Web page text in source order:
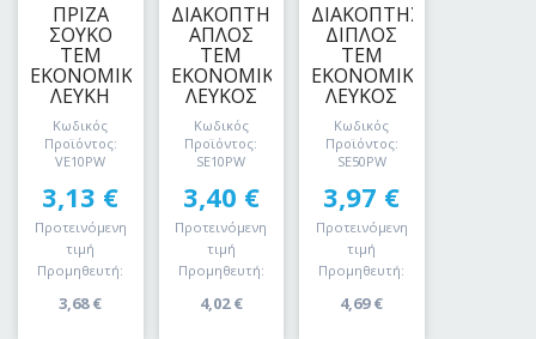
ΠΡΙΖΑ
ΣΟΥΚΟ
ΤΕΜ
ΕΚΟΝΟΜΙΚ
ΛΕΥΚΗ
Κωδικός
Προϊόντος:
VE10PW
3,13 €
Προτεινόμενη
τιμή
Προμηθευτή:
3,68€
ΔΙΑΚΟΠΤΗΣ
ΑΠΛΟΣ
ΤΕΜ
ΕΚΟΝΟΜΙΚ
ΛΕΥΚΟΣ
Κωδικός
Προϊόντος:
SE10PW
3,40 €
Προτεινόμενη
τιμή
Προμηθευτή:
4,02€
ΔΙΑΚΟΠΤΗΣ
ΔΙΠΛΟΣ
ΤΕΜ
ΕΚΟΝΟΜΙΚ
ΛΕΥΚΟΣ
Κωδικός
Προϊόντος:
SE50PW
3,97 €
Προτεινόμενη
τιμή
Προμηθευτή:
4,69€